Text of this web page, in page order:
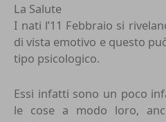
La Salute
I nati l’11 Febbraio si
di vista emotivo e questo
tipo psicologico.
Essi infatti sono un poco
le cose a modo loro,